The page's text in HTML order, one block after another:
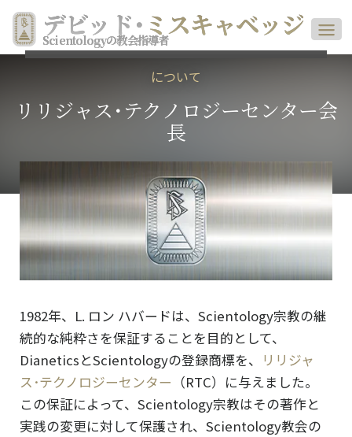
デビッド･ ミスキャベッジ
Scientologyの教会指導者
について
リリジャス･テクノロジーセンター会
長
1982年、L. ロン ハバードは、Scientology宗教の継
続的な純粋さを保証することを目的として、
DianeticsとScientologyの登録商標を、 リリジャ
ス･テクノロジーセンター （RTC）に与えました。
この保証によって、Scientology宗教はその著作と
実践の変更に対して保護され、Scientology教会の